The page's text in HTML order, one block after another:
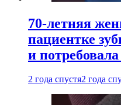
70-летняя
пациентке
и
2 года спустя2 года